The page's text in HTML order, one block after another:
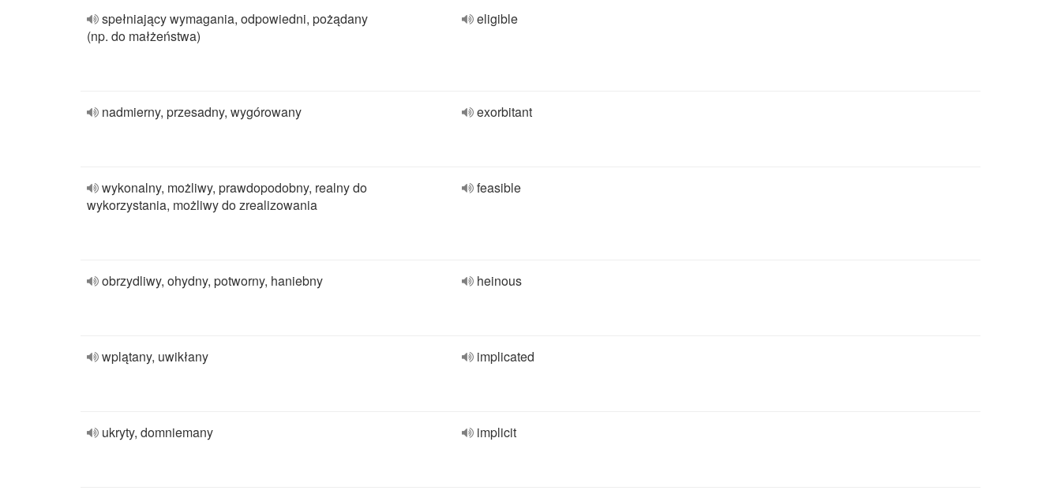
spełniający wymagania, odpowiedni, pożądany
(np. do małżeństwa)
eligible
nadmierny, przesadny, wygórowany exorbitant
wykonalny, możliwy, prawdopodobny, realny do
wykorzystania, możliwy do zrealizowania
feasible
obrzydliwy, ohydny, potworny, haniebny heinous
wplątany, uwikłany implicated
ukryty, domniemany implicit